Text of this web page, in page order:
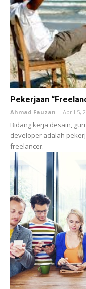
Pekerjaan
Ahmad Fauzan - April 5,
Bidang kerja desain,
developer adalah
freelancer.